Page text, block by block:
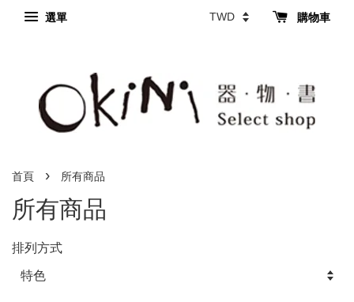
選單 購物車
首頁 › 所有商品
所有商品
排列方式